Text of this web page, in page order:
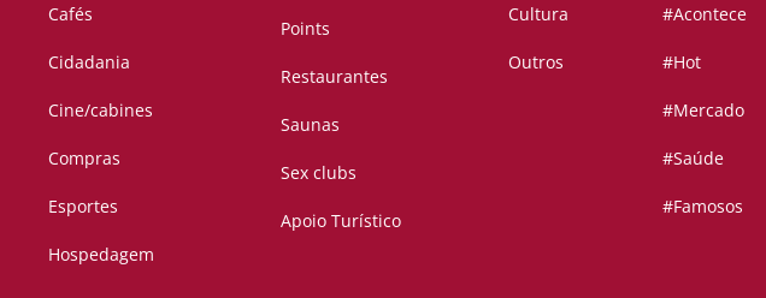
Cafés
Cidadania
Cine/cabines
Compras
Esportes
Hospedagem
Points
Restaurantes
Saunas
Sex clubs
Apoio Turístico
Cultura
Outros
#Acontece
#Hot
#Mercado
#Saúde
#Famosos